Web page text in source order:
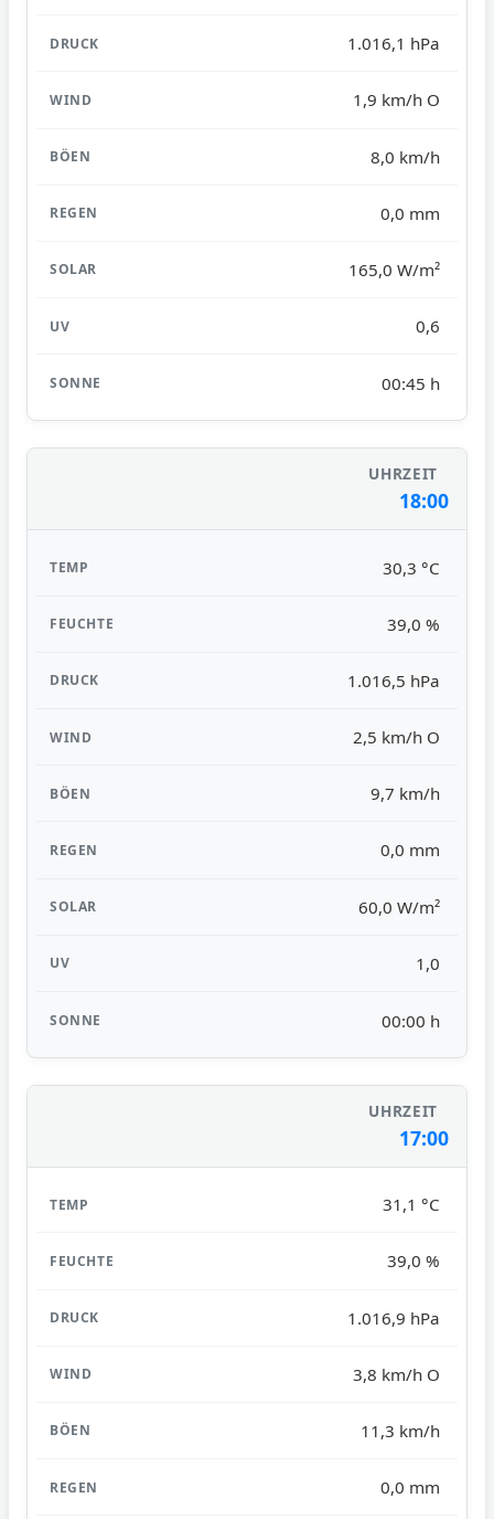
1.016,1 hPa
1,9 km/h O
8,0 km/h
0,0 mm
165,0 W/m²
0,6
00:45 h
18:00
30,3 °C
39,0 %
1.016,5 hPa
2,5 km/h O
9,7 km/h
0,0 mm
60,0 W/m²
1,0
00:00 h
17:00
31,1 °C
39,0 %
1.016,9 hPa
3,8 km/h O
11,3 km/h
0,0 mm